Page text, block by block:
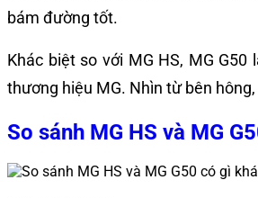
bám đường tốt.
Khác biệt so với MG HS, MG
thương hiệu MG. Nhìn từ bên
So sánh MG HS và MG